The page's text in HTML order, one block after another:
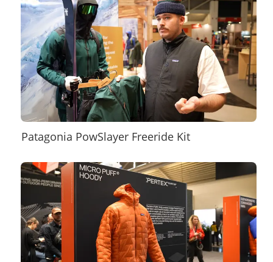
Patagonia PowSlayer Freeride Kit